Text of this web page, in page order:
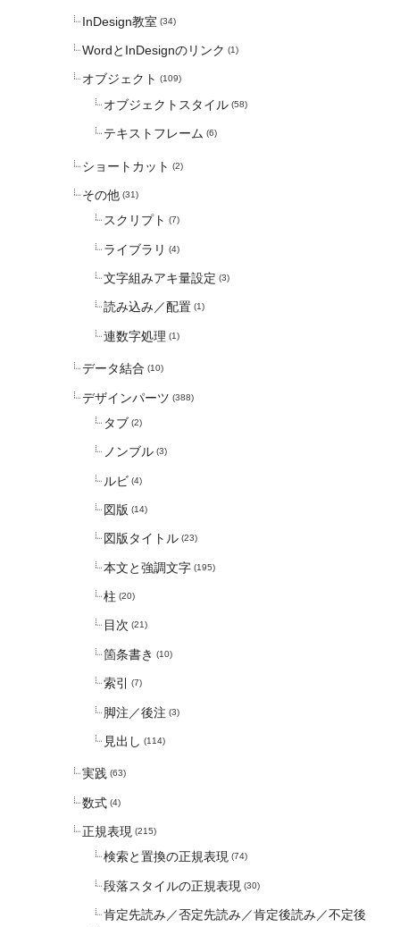
InDesign教室 (34)
WordとInDesignのリンク (1)
オブジェクト (109)
オブジェクトスタイル (58)
テキストフレーム (6)
ショートカット (2)
その他 (31)
スクリプト (7)
ライブラリ (4)
文字組みアキ量設定 (3)
読み込み／配置 (1)
連数字処理 (1)
データ結合 (10)
デザインパーツ (388)
タブ (2)
ノンブル (3)
ルビ (4)
図版 (14)
図版タイトル (23)
本文と強調文字 (195)
柱 (20)
目次 (21)
箇条書き (10)
索引 (7)
脚注／後注 (3)
見出し (114)
実践 (63)
数式 (4)
正規表現 (215)
検索と置換の正規表現 (74)
段落スタイルの正規表現 (30)
肯定先読み／否定先読み／肯定後読み／不定後